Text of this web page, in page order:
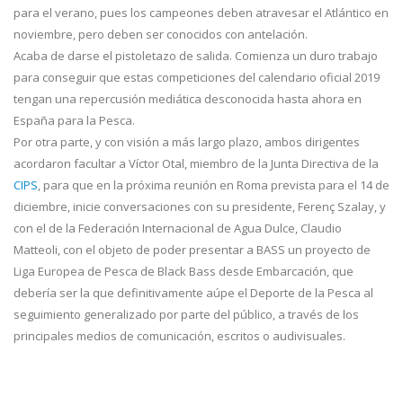
para el verano, pues los campeones deben atravesar el Atlántico en
noviembre, pero deben ser conocidos con antelación.
Acaba de darse el pistoletazo de salida. Comienza un duro trabajo
para conseguir que estas competiciones del calendario oficial 2019
tengan una repercusión mediática desconocida hasta ahora en
España para la Pesca.
Por otra parte, y con visión a más largo plazo, ambos dirigentes
acordaron facultar a Víctor Otal, miembro de la Junta Directiva de la
CIPS, para que en la próxima reunión en Roma prevista para el 14 de
diciembre, inicie conversaciones con su presidente, Ferenç Szalay, y
con el de la Federación Internacional de Agua Dulce, Claudio
Matteoli, con el objeto de poder presentar a BASS un proyecto de
Liga Europea de Pesca de Black Bass desde Embarcación, que
debería ser la que definitivamente aúpe el Deporte de la Pesca al
seguimiento generalizado por parte del público, a través de los
principales medios de comunicación, escritos o audivisuales.